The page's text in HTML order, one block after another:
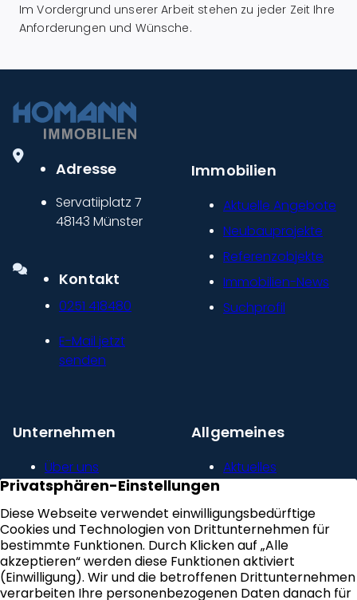
Im Vordergrund unserer Arbeit stehen zu jeder Zeit Ihre
Anforderungen und Wünsche.
Adresse
Servatiiplatz 7
48143 Münster
Kontakt
0251 418480
E-Mail jetzt
senden
Immobilien
Aktuelle Angebote
Neubauprojekte
Referenzobjekte
Immobilien-News
Suchprofil
Unternehmen
Über uns
Unser Leitbild
Presse und
Newsroom
Kundenstimmen
Karriere
Allgemeines
Aktuelles
Impressum
Datenschutz
Erklärung zur
Barrierefreiheit